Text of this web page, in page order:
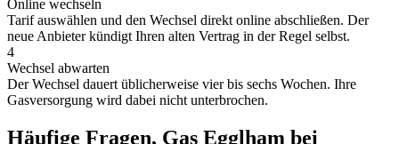
Online wechseln
Tarif auswählen und den Wechsel direkt online abschließen. Der
neue Anbieter kündigt Ihren alten Vertrag in der Regel selbst.
4
Wechsel abwarten
Der Wechsel dauert üblicherweise vier bis sechs Wochen. Ihre
Gasversorgung wird dabei nicht unterbrochen.
Häufige Fragen, Gas Egglham bei